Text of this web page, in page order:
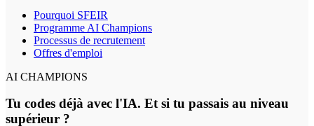
Pourquoi SFEIR
Programme AI Champions
Processus de recrutement
Offres d'emploi
AI CHAMPIONS
Tu codes déjà avec l'IA. Et si tu passais au niveau
supérieur ?